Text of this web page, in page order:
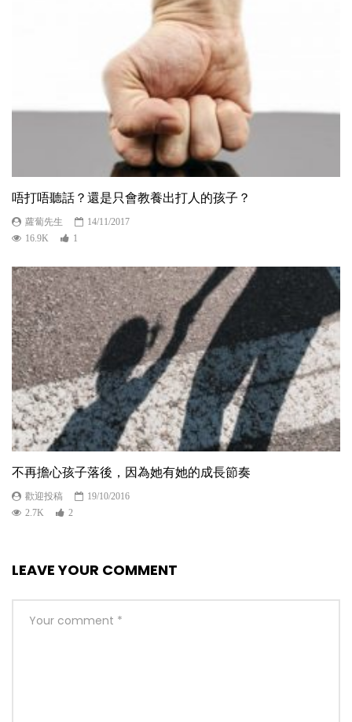
唔打唔聽話？還是只會教養出打人的孩子？
蘿蔔先生
14/11/2017
16.9K
1
不再擔心孩子落後，因為她有她的成長節奏
歡迎投稿
19/10/2016
2.7K
2
LEAVE YOUR COMMENT